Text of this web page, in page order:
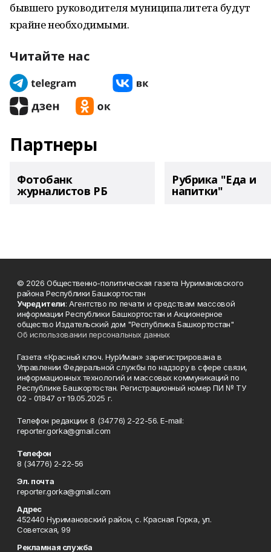
бывшего руководителя муниципалитета будут
крайне необходимыми.
Читайте нас
Партнеры
Фотобанк
журналистов РБ
Рубрика "Еда и
напитки"
© 2026 Общественно-политическая газета Нуримановского
района Республики Башкортостан
Учредители: Агентство по печати и средствам массовой
информации Республики Башкортостан и Акционерное
общество Издательский дом "Республика Башкортостан"
Об использовании персональных данных
Газета «Красный ключ. НурИман» зарегистрирована в
Управлении Федеральной службы по надзору в сфере связи,
информационных технологий и массовых коммуникаций по
Республике Башкортостан. Регистрационный номер ПИ № ТУ
02 - 01847 от 19.05.2025 г.
Телефон редакции: 8 (34776) 2-22-56. E-mail:
reporter.gorka@gmail.com
Телефон
8 (34776) 2-22-56
Эл. почта
reporter.gorka@gmail.com
Адрес
452440 Нуримановский район, с. Красная Горка, ул.
Советская, 99
Рекламная служба